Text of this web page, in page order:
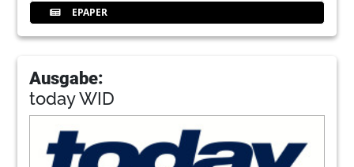
EPAPER
Ausgabe:
today WID